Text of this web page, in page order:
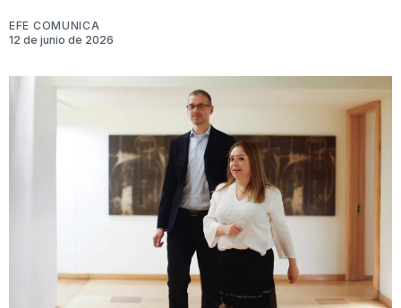
EFE COMUNICA
12 de junio de 2026